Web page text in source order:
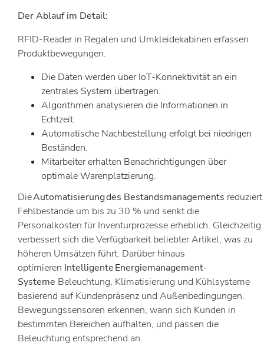
Der Ablauf im Detail:
RFID-Reader in Regalen und Umkleidekabinen erfassen
Produktbewegungen.
Die Daten werden über IoT-Konnektivität an ein
zentrales System übertragen.
Algorithmen analysieren die Informationen in
Echtzeit.
Automatische Nachbestellung erfolgt bei niedrigen
Beständen.
Mitarbeiter erhalten Benachrichtigungen über
optimale Warenplatzierung.
DieAutomatisierung des Bestandsmanagements reduziert
Fehlbestände um bis zu 30 % und senkt die
Personalkosten für Inventurprozesse erheblich. Gleichzeitig
verbessert sich die Verfügbarkeit beliebter Artikel, was zu
höheren Umsätzen führt. Darüber hinaus
optimieren Intelligente Energiemanagement-
Systeme Beleuchtung, Klimatisierung und Kühlsysteme
basierend auf Kundenpräsenz und Außenbedingungen.
Bewegungssensoren erkennen, wann sich Kunden in
bestimmten Bereichen aufhalten, und passen die
Beleuchtung entsprechend an.